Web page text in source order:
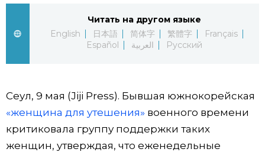
العربية
Фото/Видео
Разделы
Читать на другом языке
English
日本語 简体字 繁體字
Français
Español
العربية Русский
Сеул, 9 мая (Jiji Press). Бывшая южнокорейская
«женщина для утешения» военного времени
критиковала группу поддержки таких
женщин, утверждая, что еженедельные